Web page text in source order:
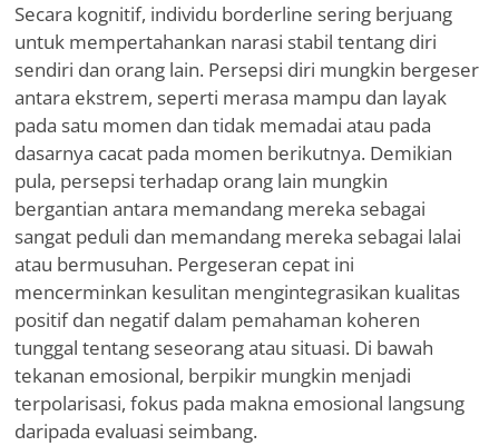
Secara kognitif, individu borderline sering berjuang
untuk mempertahankan narasi stabil tentang diri
sendiri dan orang lain. Persepsi diri mungkin bergeser
antara ekstrem, seperti merasa mampu dan layak
pada satu momen dan tidak memadai atau pada
dasarnya cacat pada momen berikutnya. Demikian
pula, persepsi terhadap orang lain mungkin
bergantian antara memandang mereka sebagai
sangat peduli dan memandang mereka sebagai lalai
atau bermusuhan. Pergeseran cepat ini
mencerminkan kesulitan mengintegrasikan kualitas
positif dan negatif dalam pemahaman koheren
tunggal tentang seseorang atau situasi. Di bawah
tekanan emosional, berpikir mungkin menjadi
terpolarisasi, fokus pada makna emosional langsung
daripada evaluasi seimbang.